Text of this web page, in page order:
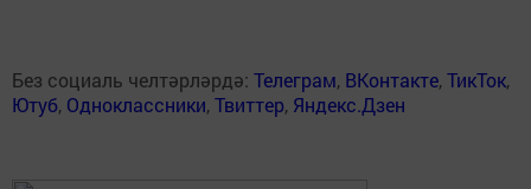
Без социаль челтәрләрдә: Телеграм, ВКонтакте,ТикТок,
Ютуб, Одноклассники,Твиттер, Яндекс.Дзен